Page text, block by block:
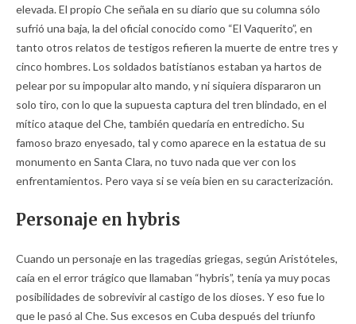
elevada. El propio Che señala en su diario que su columna sólo
sufrió una baja, la del oficial conocido como “El Vaquerito”, en
tanto otros relatos de testigos refieren la muerte de entre tres y
cinco hombres. Los soldados batistianos estaban ya hartos de
pelear por su impopular alto mando, y ni siquiera dispararon un
solo tiro, con lo que la supuesta captura del tren blindado, en el
mítico ataque del Che, también quedaría en entredicho. Su
famoso brazo enyesado, tal y como aparece en la estatua de su
monumento en Santa Clara, no tuvo nada que ver con los
enfrentamientos. Pero vaya si se veía bien en su caracterización.
Personaje en hybris
Cuando un personaje en las tragedias griegas, según Aristóteles,
caía en el error trágico que llamaban “hybris”, tenía ya muy pocas
posibilidades de sobrevivir al castigo de los dioses. Y eso fue lo
que le pasó al Che. Sus excesos en Cuba después del triunfo